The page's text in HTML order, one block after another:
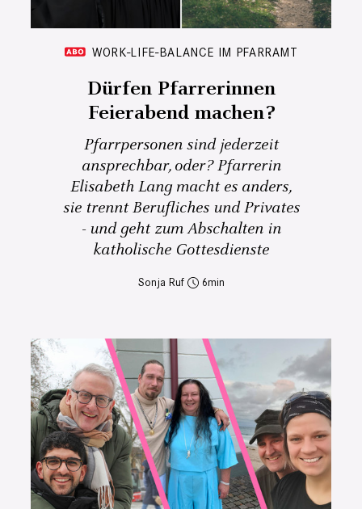
WORK-LIFE-BALANCE IM PFARRAMT
Dürfen Pfarrerinnen
Feierabend machen?
Pfarrpersonen sind jederzeit
ansprechbar, oder? Pfarrerin
Elisabeth Lang macht es anders,
sie trennt Berufliches und Privates
- und geht zum Abschalten in
katholische Gottesdienste
Sonja Ruf 6